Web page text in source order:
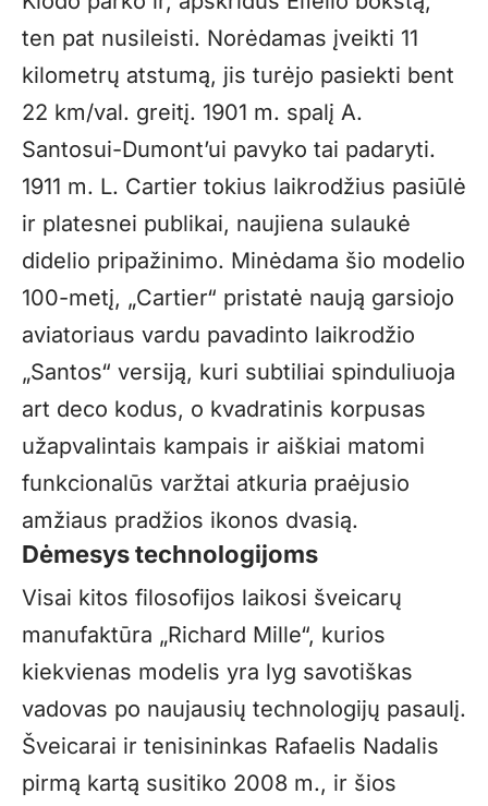
ten pat nusileisti. Norėdamas įveikti 11
kilometrų atstumą, jis turėjo pasiekti bent
22 km/val. greitį. 1901 m. spalį A.
Santosui-Dumont’ui pavyko tai padaryti.
1911 m. L. Cartier tokius laikrodžius pasiūlė
ir platesnei publikai, naujiena sulaukė
didelio pripažinimo. Minėdama šio modelio
100-metį, „Cartier“ pristatė naują garsiojo
aviatoriaus vardu pavadinto laikrodžio
„Santos“ versiją, kuri subtiliai spinduliuoja
art deco kodus, o kvadratinis korpusas
užapvalintais kampais ir aiškiai matomi
funkcionalūs varžtai atkuria praėjusio
amžiaus pradžios ikonos dvasią.
Dėmesys technologijoms
Visai kitos filosofijos laikosi šveicarų
manufaktūra „Richard Mille“, kurios
kiekvienas modelis yra lyg savotiškas
vadovas po naujausių technologijų pasaulį.
Šveicarai ir tenisininkas Rafaelis Nadalis
pirmą kartą susitiko 2008 m., ir šios